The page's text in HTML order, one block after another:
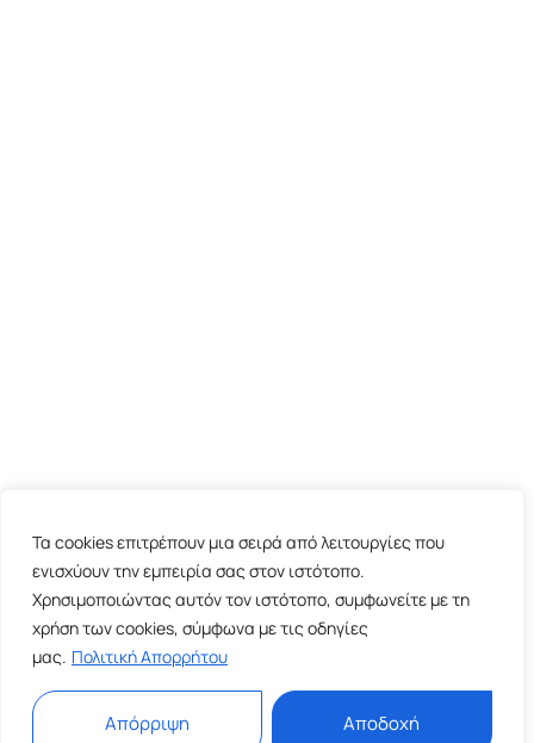
Τα cookies επιτρέπουν μια σειρά από λειτουργίες που
ενισχύουν την εμπειρία σας στον ιστότοπο.
Χρησιμοποιώντας αυτόν τον ιστότοπο, συμφωνείτε με τη
χρήση των cookies, σύμφωνα με τις οδηγίες
μας. Πολιτική Απορρήτου
Απόρριψη Αποδοχή